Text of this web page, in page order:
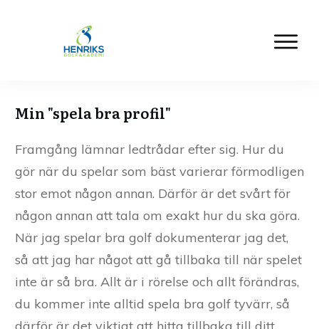
Min "spela bra profil"
Framgång lämnar ledtrådar efter sig. Hur du
gör när du spelar som bäst varierar förmodligen
stor emot någon annan. Därför är det svårt för
någon annan att tala om exakt hur du ska göra.
När jag spelar bra golf dokumenterar jag det,
så att jag har något att gå tillbaka till när spelet
inte är så bra. Allt är i rörelse och allt förändras,
du kommer inte alltid spela bra golf tyvärr, så